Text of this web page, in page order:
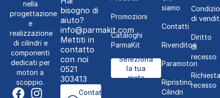
nella
progettazione
e
realizzazione
di cilindri e
componenti
dedicati per
motori a
scoppio.
bisogno di
aiuto?
info@parmakit.com
Mettiti in
contatto
con noi
0521
303413
Contattaci
Promozioni
Cataloghi
ParmaKit
Seleziona
la tua
moto
siamo
Contatti
Rivenditori
Paramotori
Ripristino
Cilindri
di
Diritto
di
recesso
Richiesta
recesso